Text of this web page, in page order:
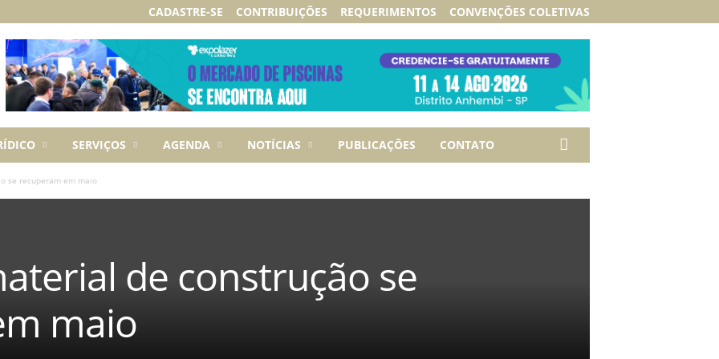
CADASTRE-SE CONTRIBUIÇÕES REQUERIMENTOS CONVENÇÕES COLETIVAS
SERVIÇOS AGENDA NOTÍCIAS PUBLICAÇÕES CONTATO
se recuperam em maio
de construção se
maio